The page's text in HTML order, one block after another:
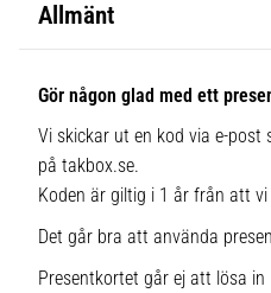
Allmänt
Gör någon glad med ett
Vi skickar ut en kod via e-
på takbox.se.
Koden är giltig i 1 år från att
Det går bra att använda
Presentkortet går ej att lösa in